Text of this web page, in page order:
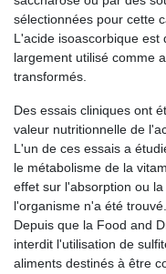
sélectionnées pour cette
L'acide isoascorbique est
largement utilisé comme
transformés.
Des essais cliniques ont
valeur nutritionnelle de
L'un de ces essais a
le métabolisme de la
effet sur l'absorption ou
l'organisme n'a été trouvé.
Depuis que la Food and
interdit l'utilisation de
aliments destinés à être